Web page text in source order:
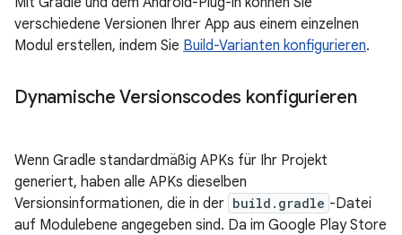
verschiedene Versionen Ihrer App aus einem einzelnen
Modul erstellen, indem Sie Build-Varianten konfigurieren.
Dynamische Versionscodes konfigurieren
Wenn Gradle standardmäßig APKs für Ihr Projekt
generiert, haben alle APKs dieselben
Versionsinformationen, die in der build.gradle -Datei
auf Modulebene angegeben sind. Da im Google Play Store